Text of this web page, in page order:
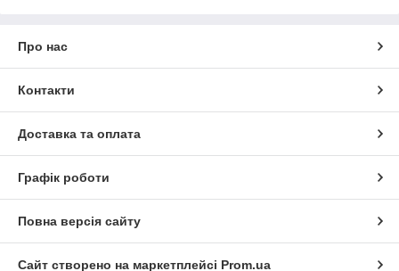
Про нас
Контакти
Доставка та оплата
Графік роботи
Повна версія сайту
Сайт створено на маркетплейсі Prom.ua